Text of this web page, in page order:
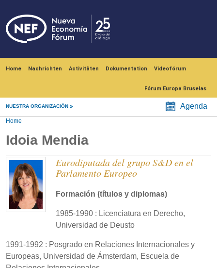
Home Nachrichten Activitäten Dokumentation Videofórum
Fórum Europa Bruselas
NUESTRA ORGANIZACIÓN Agenda
Home
Idoia Mendia
Eurodiputada del grupo S&D en el
Parlamento Europeo
Formación (títulos y diplomas)
1985-1990 : Licenciatura en Derecho,
Universidad de Deusto
1991-1992 : Posgrado en Relaciones Internacionales y
Europeas, Universidad de Ámsterdam, Escuela de